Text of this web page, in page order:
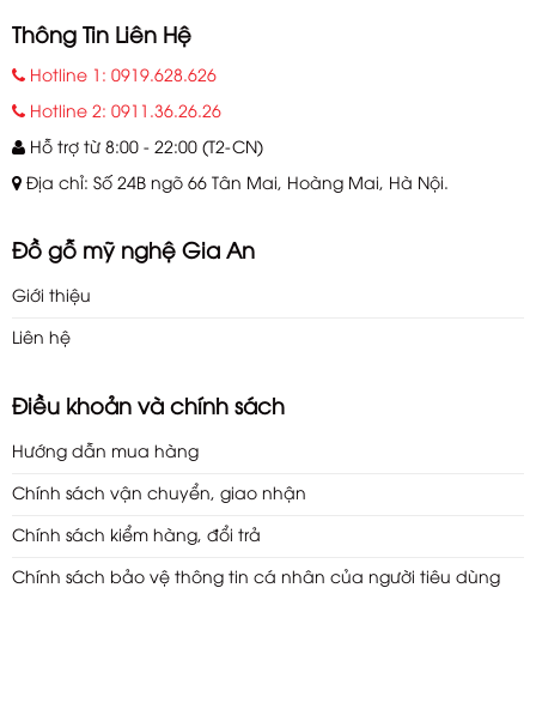
Thông Tin Liên Hệ
Hotline 1: 0919.628.626
Hotline 2: 0911.36.26.26
Hỗ trợ từ 8:00 - 22:00 (T2-CN)
Địa chỉ: Số 24B ngõ 66 Tân Mai, Hoàng Mai, Hà Nội.
Đồ gỗ mỹ nghệ Gia An
Giới thiệu
Liên hệ
Điều khoản và chính sách
Hướng dẫn mua hàng
Chính sách vận chuyển, giao nhận
Chính sách kiểm hàng, đổi trả
Chính sách bảo vệ thông tin cá nhân của người tiêu dùng